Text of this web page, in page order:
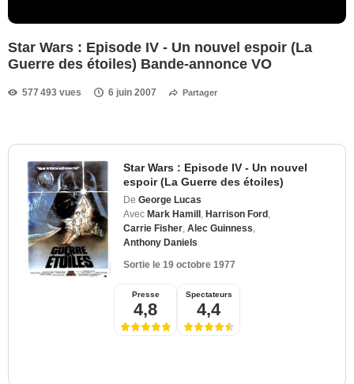
Star Wars : Episode IV - Un nouvel espoir (La
Guerre des étoiles) Bande-annonce VO
577 493 vues 6 juin 2007 Partager
Star Wars : Episode IV - Un nouvel
espoir (La Guerre des étoiles)
De George Lucas
Avec Mark Hamill Harrison Ford
Carrie Fisher Alec Guinness
Anthony Daniels
Sortie le 19 octobre 1977
Presse
4,8
Spectateurs
4,4